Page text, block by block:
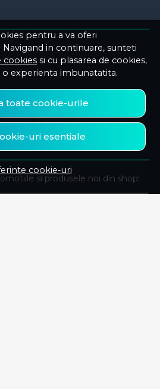
pentru a va oferi
in continuare, sunteti
cookies si cu plasarea de cookies,
o experienta imbunatatita.
toate cookie-urile
uri esentiale
cookie-uri
si produsele noi din shop!